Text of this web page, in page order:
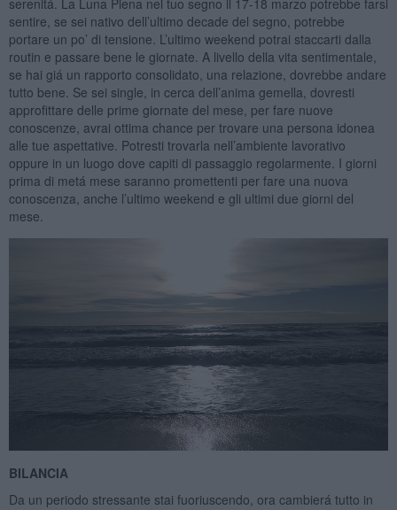
sentire, se sei nativo dell’ultimo decade del segno, potrebbe
portare un po’ di tensione. L’ultimo weekend potrai staccarti dalla
routin e passare bene le giornate. A livello della vita sentimentale,
se hai giá un rapporto consolidato, una relazione, dovrebbe andare
tutto bene. Se sei single, in cerca dell’anima gemella, dovresti
approfittare delle prime giornate del mese, per fare nuove
conoscenze, avrai ottima chance per trovare una persona idonea
alle tue aspettative. Potresti trovarla nell’ambiente lavorativo
oppure in un luogo dove capiti di passaggio regolarmente. I giorni
prima di metá mese saranno promettenti per fare una nuova
conoscenza, anche l’ultimo weekend e gli ultimi due giorni del
mese.
BILANCIA
Da un periodo stressante stai fuoriuscendo, ora cambierá tutto in